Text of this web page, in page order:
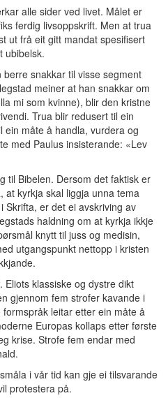
alle sider ved livet. Målet er
ferdig livsoppskrift. Men at trua
ut frå eit gitt mandat spesifisert
ubibelsk.
snakkar til visse segment
meiner at han snakkar om
mi som kvinne), blir den kristne
Trua blir redusert til ein
ein måte å handla, vurdera og
med Paulus insisterande: «Lev
til Bibelen. Dersom det faktisk er
at kyrkja skal liggja unna tema
Skrifta, er det ei avskriving av
haldning om at kyrkja ikkje
knytt til juss og medisin,
utgangspunkt nettopp i kristen
Eliots klassiske og dystre dikt
gjennom fem strofer kavande i
leitar etter ein måte å
Europas kollaps etter første
krise. Strofe fem endar med
i vår tid kan gje ei tilsvarande
protestera på.